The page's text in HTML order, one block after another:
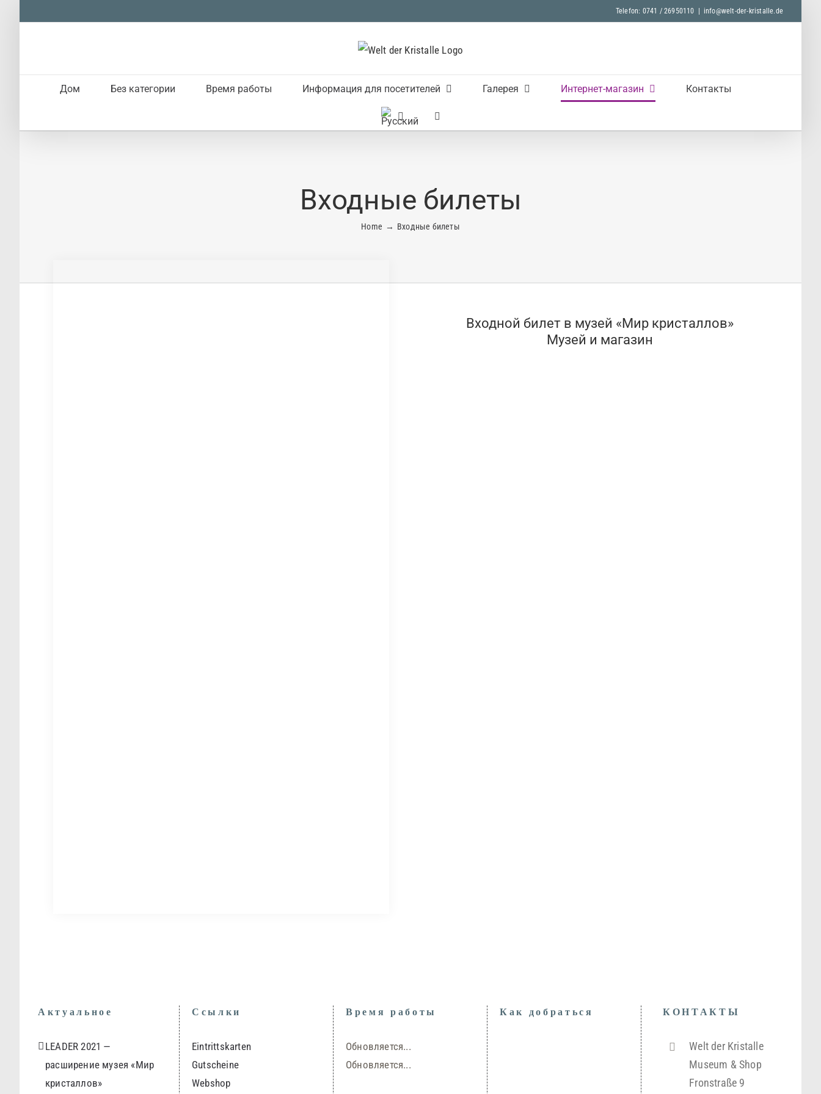
Telefon: 0741 / 26950110 info@welt-der-kristalle.de
Дом Без категории Время работы Информация для посетителей Галерея Интернет-магазин Контакты
Входные билеты
Home Входные билеты
Входной билет в музей «Мир кристаллов»
Музей и магазин
Актуальное
LEADER 2021 —
расширение музея «Мир
кристаллов»
Ссылки
Eintrittskarten
Gutscheine
Webshop
Время работы
Обновляется...
Обновляется...
Как добраться КОНТАКТЫ
Welt der Kristalle
Museum & Shop
Fronstraße 9